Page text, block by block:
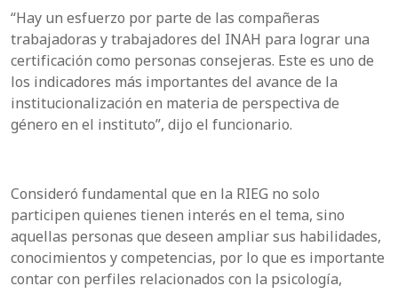
“Hay un esfuerzo por parte de las compañeras
trabajadoras y trabajadores del INAH para lograr una
certificación como personas consejeras. Este es uno de
los indicadores más importantes del avance de la
institucionalización en materia de perspectiva de
género en el instituto”, dijo el funcionario.
Consideró fundamental que en la RIEG no solo
participen quienes tienen interés en el tema, sino
aquellas personas que deseen ampliar sus habilidades,
conocimientos y competencias, por lo que es importante
contar con perfiles relacionados con la psicología,